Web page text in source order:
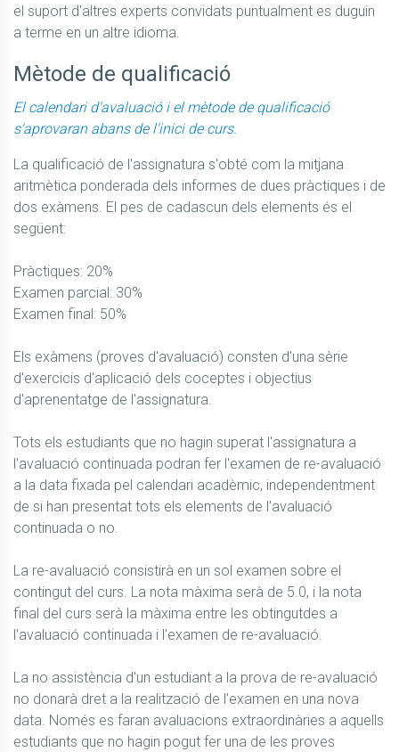
el suport d'altres experts convidats puntualment es duguin
a terme en un altre idioma.
Mètode de qualificació
El calendari d'avaluació i el mètode de qualificació
s'aprovaran abans de l'inici de curs.
La qualificació de l'assignatura s'obté com la mitjana
aritmètica ponderada dels informes de dues pràctiques i de
dos exàmens. El pes de cadascun dels elements és el
següent:
Pràctiques: 20%
Examen parcial: 30%
Examen final: 50%
Els exàmens (proves d'avaluació) consten d'una sèrie
d'exercicis d'aplicació dels coceptes i objectius
d'aprenentatge de l'assignatura.
Tots els estudiants que no hagin superat l'assignatura a
l'avaluació continuada podran fer l'examen de re-avaluació
a la data fixada pel calendari acadèmic, independentment
de si han presentat tots els elements de l'avaluació
continuada o no.
La re-avaluació consistirà en un sol examen sobre el
contingut del curs. La nota màxima serà de 5.0, i la nota
final del curs serà la màxima entre les obtingutdes a
l'avaluació continuada i l'examen de re-avaluació.
La no assistència d'un estudiant a la prova de re-avaluació
no donarà dret a la realització de l'examen en una nova
data. Només es faran avaluacions extraordinàries a aquells
estudiants que no hagin pogut fer una de les proves